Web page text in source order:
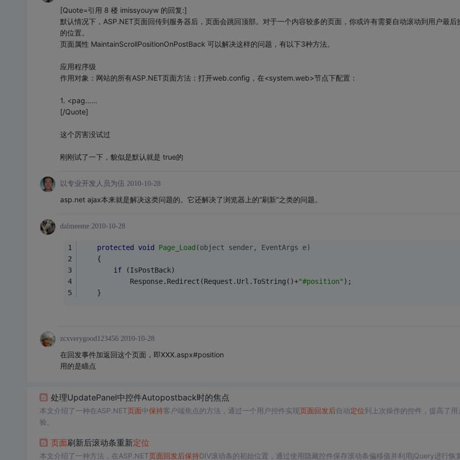
[Quote=引用 8 楼 imissyouyw 的回复:]
默认情况下，ASP.NET页面回传到服务器后，页面会跳回顶部。对于一个内容较多的页面，你或许有需要自动滚动到用户最后
的位置。
页面属性 MaintainScrollPositionOnPostBack 可以解决这样的问题，有以下3种方法。
应用程序级
作用对象：网站的所有ASP.NET页面方法：打开web.config，在<system.web>节点下配置：
1. <pag……
[/Quote]
这个厉害没试过
刚刚试了一下，貌似是默认就是 true的
以专业开发人员为伍 2010-10-28
asp.net ajax本来就是解决这类问题的。它还解决了浏览器上的“刷新”之类的问题。
dalmeeme 2010-10-28
protected void Page_Load (object sender, EventArgs e)
    {
if (IsPostBack)
			Response.Redirect(Request.Url.ToString()+
"#position" );
    }
zcxverygood123456 2010-10-28
在回发事件加返回这个页面，即XXX.aspx#position
用的是瞄点
处理UpdatePanel中控件Autopostback时的焦点
本文介绍了一种在ASP.NET页面中保持客户端焦点的方法，通过一个用户控件实现页面回发后自动定位到上次操作的控件，提高了用
验。
页面刷新后滚动条重新定位
本文介绍了一种方法，在ASP.NET页面回发后保持DIV滚动条的初始位置，通过使用隐藏控件保存滚动条偏移值并利用jQuery进行恢